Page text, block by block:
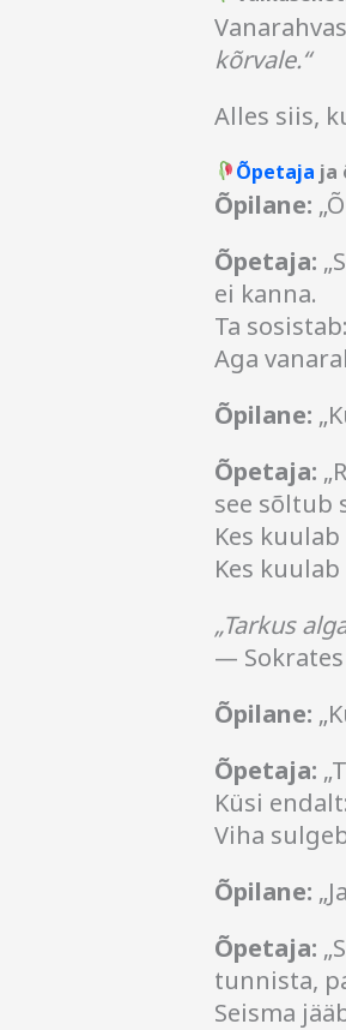
kõrvale.“
Alles siis,
Õpetaja ja
Õpilane:
Õpetaja:
ei kanna.
Ta sosistab:
Aga
Õpilane:
Õpetaja:
see sõltub
Kes
Kes
„Tarkus
— Sokrates
Õpilane:
Õpetaja:
Küsi
Viha
Õpilane:
Õpetaja:
tunnista,
Seisma